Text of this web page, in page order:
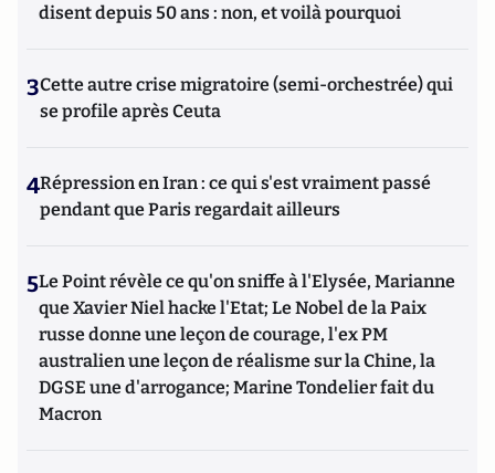
disent depuis 50 ans : non, et voilà pourquoi
3Cette autre crise migratoire (semi-orchestrée) qui
se profile après Ceuta
4Répression en Iran : ce qui s'est vraiment passé
pendant que Paris regardait ailleurs
5Le Point révèle ce qu'on sniffe à l'Elysée, Marianne
que Xavier Niel hacke l'Etat; Le Nobel de la Paix
russe donne une leçon de courage, l'ex PM
australien une leçon de réalisme sur la Chine, la
DGSE une d'arrogance; Marine Tondelier fait du
Macron